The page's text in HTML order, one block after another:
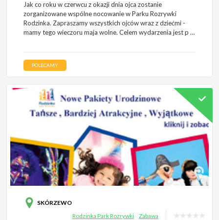
Jak co roku w czerwcu z okazji dnia ojca zostanie
zorganizowane wspólne nocowanie w Parku Rozrywki
Rodzinka. Zapraszamy wszystkich ojców wraz z dziećmi -
mamy tego wieczoru maja wolne. Celem wydarzenia jest p …
POLECAMY
SKÓRZEWO
Rodzinka Park Rozrywki
Zabawa